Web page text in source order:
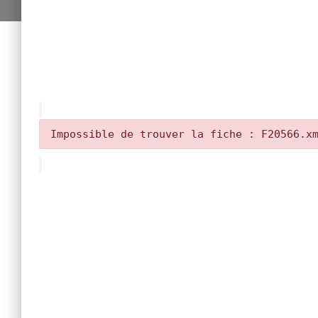
Impossible de trouver la fiche :